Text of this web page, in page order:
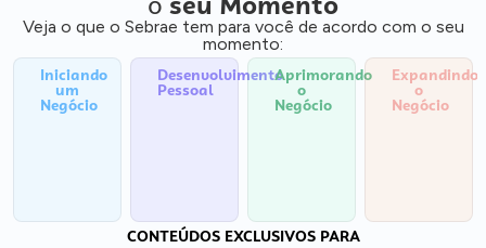
Veja o que o Sebrae tem para você de acordo com o seu
momento:
Iniciando
um
Negócio
Desenvolvimento
Pessoal
Aprimorando
o
Negócio
Expandindo
o
Negócio
CONTEÚDOS EXCLUSIVOS PARA